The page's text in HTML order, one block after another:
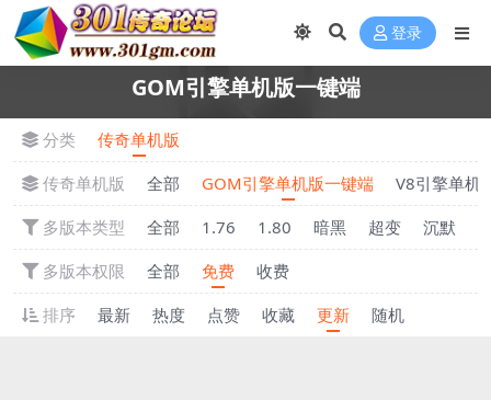
登录
GOM引擎单机版一键端
分类
传奇单机版
传奇单机版
全部 GOM引擎单机版一键端
V8引擎单机
多版本类型
全部 1.76 1.80 暗黑 超变 沉默
多版本权限
全部 免费
收费
排序
最新 热度 点赞 收藏 更新 随机